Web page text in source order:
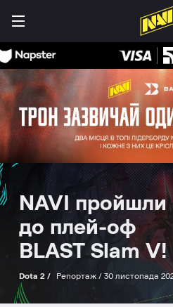
NAVI пройшли
до плей-оф
BLAST Slam V!
Dota 2 / Репортаж / 30 листопада